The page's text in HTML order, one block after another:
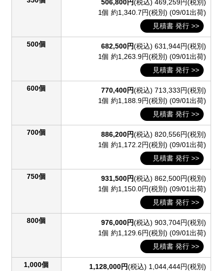
506,800円(税込) 469,259円(税別)
1個 約1,340.7円(税別) (09/01出荷)
見積書 発行 >>
500個 682,500円(税込) 631,944円(税別)
1個 約1,263.9円(税別) (09/01出荷)
見積書 発行 >>
600個 770,400円(税込) 713,333円(税別)
1個 約1,188.9円(税別) (09/01出荷)
見積書 発行 >>
700個 886,200円(税込) 820,556円(税別)
1個 約1,172.2円(税別) (09/01出荷)
見積書 発行 >>
750個 931,500円(税込) 862,500円(税別)
1個 約1,150.0円(税別) (09/01出荷)
見積書 発行 >>
800個 976,000円(税込) 903,704円(税別)
1個 約1,129.6円(税別) (09/01出荷)
見積書 発行 >>
1,000個 1,128,000円(税込) 1,044,444円(税別)